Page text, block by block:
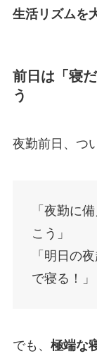
生活リズムを
前日は「寝
う
夜勤前日、つ
「夜勤に
こう」
「明日の
で寝る！」
でも、 極端な